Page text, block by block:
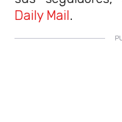
Daily Mail.